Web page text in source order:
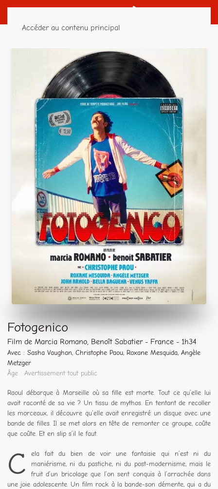
Accéder au contenu principal
Fotogenico
Film de Marcia Romano, Benoît Sabatier - France - 1h34
Avec : Sasha Vaughan, Christophe Paou, Roxane Mesquida, Angèle
Metzger
Âge : Avertissement tout public
Raoul débarque à Marseille où sa fille est morte. Tout ce qu’elle lui
avait raconté de sa vie ? Un tissu de mythos. En tentant de recoller
les morceaux, il découvre qu’elle avait enregistré un disque avec une
bande de filles. Il se met alors en tête de remonter ce groupe, coûte
que coûte. Et en slip s’il le faut.
C
ela fait du bien de voir une fantaisie qui n’est ni du
maniérisme, ni du pastiche, ni du post-modernisme, mais le
fruit d’un bricolage que l’on sent conquis à l’arrachée dans
une joie adolescente. Un film rock à la bande-son démente, qui a du